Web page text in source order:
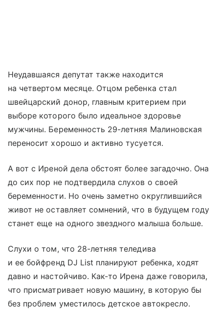
Неудавшаяся депутат также находится
на четвертом месяце. Отцом ребенка стал
швейцарский донор, главным критерием при
выборе которого было идеальное здоровье
мужчины. Беременность 29-летняя Малиновская
переносит хорошо и активно тусуется.
А вот с Иреной дела обстоят более загадочно. Она
до сих пор не подтвердила слухов о своей
беременности. Но очень заметно округлившийся
живот не оставляет сомнений, что в будущем году
станет еще на одного звездного малыша больше.
Слухи о том, что 28-летняя теледива
и ее бойфренд DJ List планируют ребенка, ходят
давно и настойчиво. Как-то Ирена даже говорила,
что присматривает новую машину, в которую бы
без проблем уместилось детское автокресло.